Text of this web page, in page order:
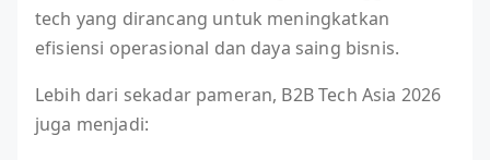
tech yang dirancang untuk meningkatkan
efisiensi operasional dan daya saing bisnis.
Lebih dari sekadar pameran, B2B Tech Asia 2026
juga menjadi: